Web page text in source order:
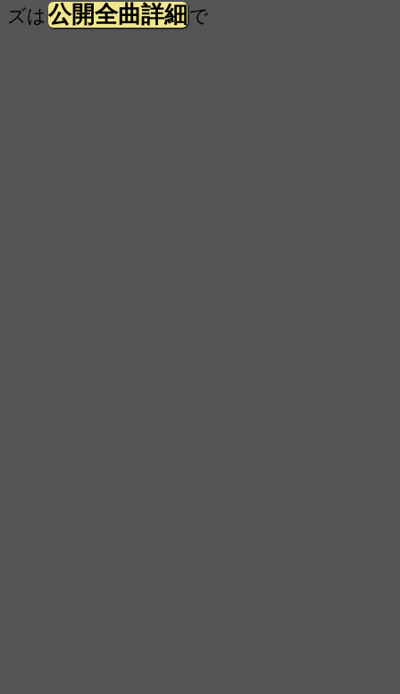
ズは 公開全曲詳細で